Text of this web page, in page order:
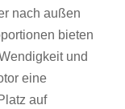
nach außen
bieten
und
eine
auf